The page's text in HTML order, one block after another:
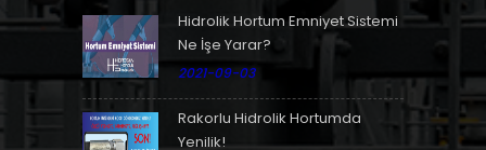
Hidrolik Hortum Emniyet Sistemi
Ne İşe Yarar?
2021-09-03
Rakorlu Hidrolik Hortumda
Yenilik!